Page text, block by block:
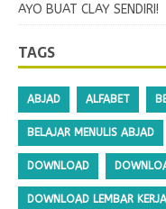
AYO BUAT CLAY SENDIRI!
TAGS
ABJAD ALFABET
BELAJAR MENULIS ABJAD
DOWNLOAD
DOWNLOAD LEMBAR